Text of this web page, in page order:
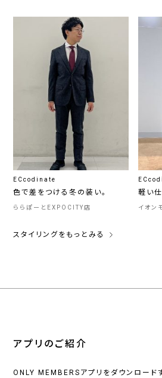
ECcodinate
色で差をつける冬の装い。
ららぽーとEXPOCITY店
軽い
イオン
スタイリングをもっとみる
アプリのご紹介
ONLY MEMBERSアプリをダウンロードす